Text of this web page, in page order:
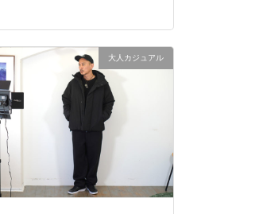
大人カジュアル